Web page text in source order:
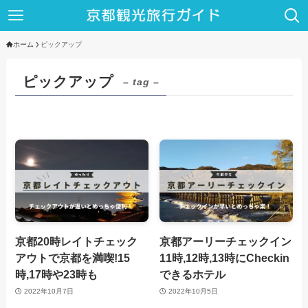
ホーム ピックアップ
ピックアップ – tag –
京都20時レイトチェック
アウトで京都を満喫!15
時,17時や23時も
2022年10月7日
京都アーリーチェックイン
11時,12時,13時にCheckin
できるホテル
2022年10月5日